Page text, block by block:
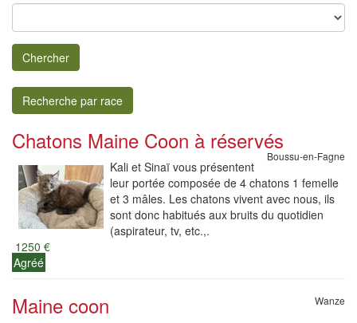
Chercher
Recherche par race
Chatons Maine Coon à réservés
Boussu-en-Fagne
Kali et Sinaï vous présentent
leur portée composée de 4 chatons 1 femelle
et 3 mâles. Les chatons vivent avec nous, ils
sont donc habitués aux bruits du quotidien
(aspirateur, tv, etc.,.
1250 €
Agréé
Maine coon Wanze